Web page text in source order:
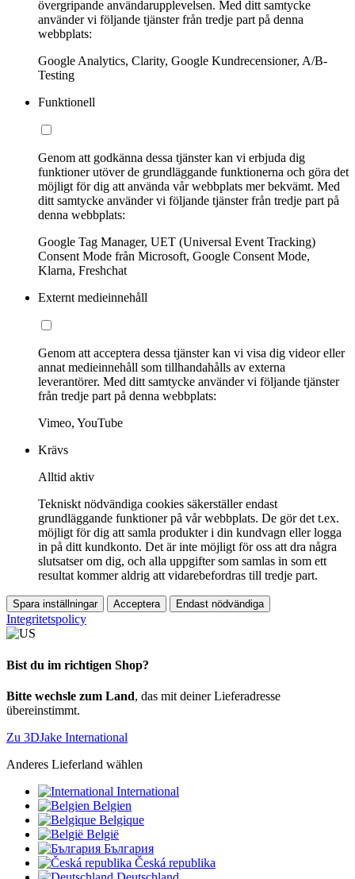
övergripande användarupplevelsen. Med ditt samtycke
använder vi följande tjänster från tredje part på denna
webbplats:
Google Analytics, Clarity, Google Kundrecensioner, A/B-
Testing
Funktionell
Genom att godkänna dessa tjänster kan vi erbjuda dig
funktioner utöver de grundläggande funktionerna och göra det
möjligt för dig att använda vår webbplats mer bekvämt. Med
ditt samtycke använder vi följande tjänster från tredje part på
denna webbplats:
Google Tag Manager, UET (Universal Event Tracking)
Consent Mode från Microsoft, Google Consent Mode,
Klarna, Freshchat
Externt medieinnehåll
Genom att acceptera dessa tjänster kan vi visa dig videor eller
annat medieinnehåll som tillhandahålls av externa
leverantörer. Med ditt samtycke använder vi följande tjänster
från tredje part på denna webbplats:
Vimeo, YouTube
Krävs
Alltid aktiv
Tekniskt nödvändiga cookies säkerställer endast
grundläggande funktioner på vår webbplats. De gör det t.ex.
möjligt för dig att samla produkter i din kundvagn eller logga
in på ditt kundkonto. Det är inte möjligt för oss att dra några
slutsatser om dig, och alla uppgifter som samlas in som ett
resultat kommer aldrig att vidarebefordras till tredje part.
Spara inställningar Acceptera Endast nödvändiga
Integritetspolicy
Bist du im richtigen Shop?
Bitte wechsle zum Land, das mit deiner Lieferadresse
übereinstimmt.
Zu 3DJake International
Anderes Lieferland wählen
International
Belgien
Belgique
België
България
Česká republika